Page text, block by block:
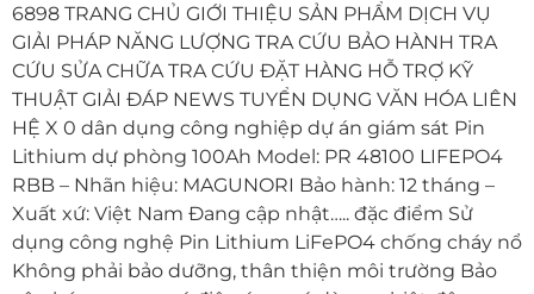
6898 TRANG CHỦ GIỚI THIỆU SẢN PHẨM DỊCH VỤ
GIẢI PHÁP NĂNG LƯỢNG TRA CỨU BẢO HÀNH TRA
CỨU SỬA CHỮA TRA CỨU ĐẶT HÀNG HỖ TRỢ KỸ
THUẬT GIẢI ĐÁP NEWS TUYỂN DỤNG VĂN HÓA LIÊN
HỆ X 0 dân dụng công nghiệp dự án giám sát Pin
Lithium dự phòng 100Ah Model: PR 48100 LIFEPO4
RBB – Nhãn hiệu: MAGUNORI Bảo hành: 12 tháng –
Xuất xứ: Việt Nam Đang cập nhật….. đặc điểm Sử
dụng công nghệ Pin Lithium LiFePO4 chống cháy nổ
Không phải bảo dưỡng, thân thiện môi trường Bảo